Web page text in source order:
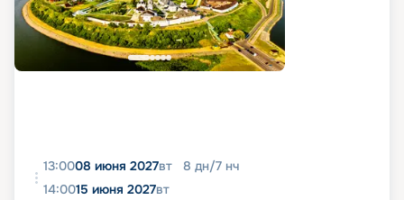
13:0008 июня 2027вт 8 дн/7 нч
14:0015 июня 2027вт